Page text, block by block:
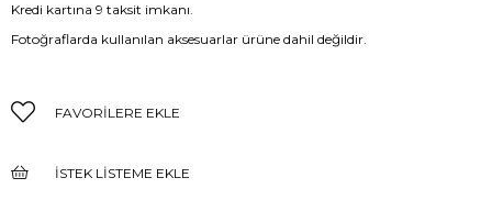
Kredi kartına 9 taksit imkanı.
Fotoğraflarda kullanılan aksesuarlar ürüne dahil değildir.
FAVORILERE EKLE
İSTEK LISTEME EKLE